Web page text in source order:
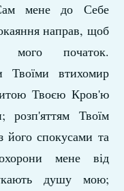
мене до Себе
направ, щоб
мого поча­ток.
Твоїми вти­хомир
Твоєю Кров'ю
розп'яттям Твоїм
його споку­сами та
мене від
душу мою;